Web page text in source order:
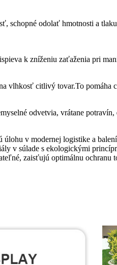
schopné odolať hmotnosti a
k zníženiu zaťaženia pri
vlhkosť citlivý tovar.To pomáha
odvetvia, vrátane
v modernej logistike a
v súlade s ekologickými
zaisťujú optimálnu ochranu